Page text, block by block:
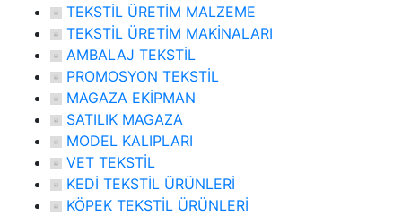
TEKSTİL ÜRETİM MALZEME
TEKSTİL ÜRETİM MAKİNALARI
AMBALAJ TEKSTİL
PROMOSYON TEKSTİL
MAGAZA EKİPMAN
SATILIK MAGAZA
MODEL KALIPLARI
VET TEKSTİL
KEDİ TEKSTİL ÜRÜNLERİ
KÖPEK TEKSTİL ÜRÜNLERİ